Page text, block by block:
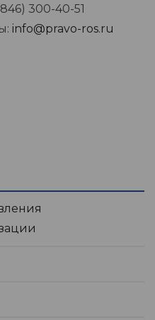
300-40-51
info@pravo-ros.ru